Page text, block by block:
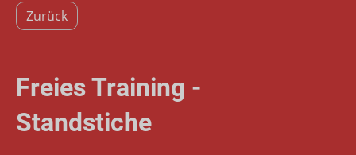
Zurück
Freies Training -
Standstiche